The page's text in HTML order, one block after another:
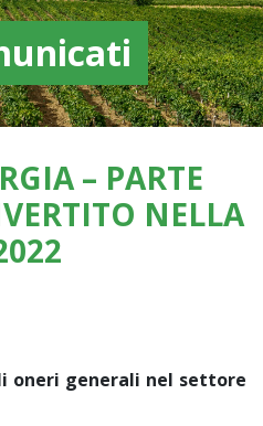
– PARTE
NELLA
oneri generali nel settore